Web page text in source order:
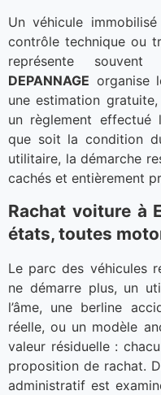
Un véhicule
contrôle technique ou
représente
DEPANNAGE organise
une estimation
un règlement effectué
que soit la condition
utilitaire, la démarche
cachés et entièrement
Rachat voiture à
états, toutes
Le parc des véhicules
ne démarre plus, un
l’âme, une berline
réelle, ou un modèle
valeur résiduelle :
proposition de rachat.
administratif est